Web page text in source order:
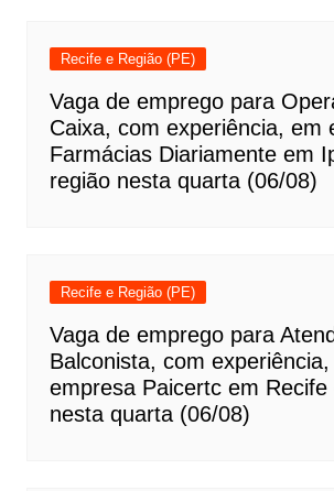
Recife e Região (PE)
Vaga de emprego para
Caixa, com experiência, em
Farmácias Diariamente em
região nesta quarta (06/08)
Recife e Região (PE)
Vaga de emprego para
Balconista, com
empresa Paicertc em Recife
nesta quarta (06/08)